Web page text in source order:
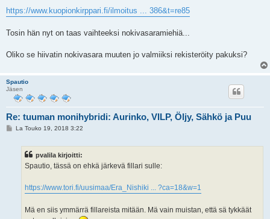
i
https://www.kuopionkirppari.fi/ilmoitus ... 386&t=re85
Tosin hän nyt on taas vaihteeksi nokivasaramiehiä...
Oliko se hiivatin nokivasara muuten jo valmiiksi rekisteröity pakuksi?
Spautio
Jäsen
Re: tuuman monihybridi: Aurinko, VILP, Öljy, Sähkö ja Puu
VLa Touko 19, 2018 3:22
pvalila kirjoitti:
Spautio, tässä on ehkä järkevä fillari sulle:
https://www.tori.fi/uusimaa/Era_Nishiki ... ?ca=18&w=1
Mä en siis ymmärrä fillareista mitään. Mä vain muistan, että sä tykkäät